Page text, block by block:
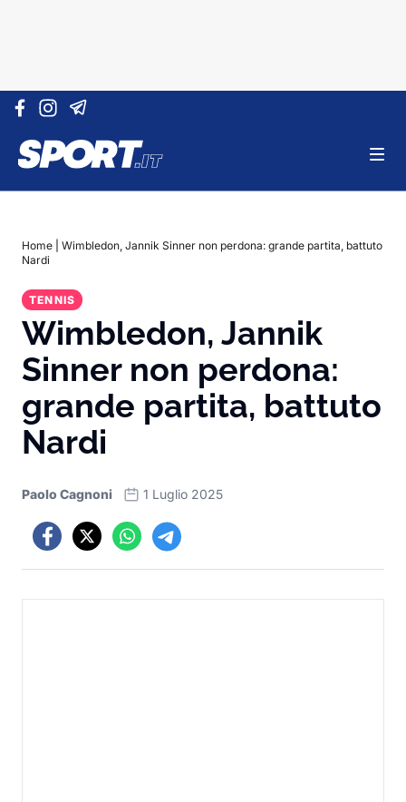
Vai al contenuto
Home
Wimbledon, Jannik Sinner non perdona: grande partita, battuto
Nardi
TENNIS
Wimbledon, Jannik
Sinner non perdona:
grande partita, battuto
Nardi
Paolo Cagnoni 1 Luglio 2025